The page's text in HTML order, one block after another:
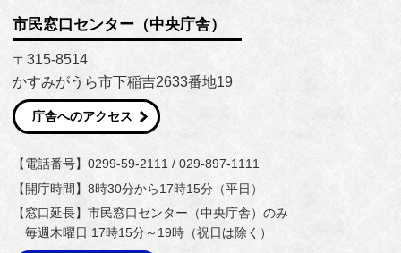
市民窓口センター（中央庁舎）
〒315-8514
かすみがうら市下稲吉2633番地19
庁舎へのアクセス
【電話番号】0299-59-2111 / 029-897-1111
【開庁時間】8時30分から17時15分（平日）
【窓口延長】市民窓口センター（中央庁舎）のみ
毎週木曜日 17時15分～19時（祝日は除く）